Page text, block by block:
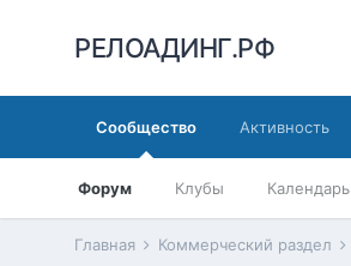
РЕЛОАДИНГ.РФ
Сообщество
Форум Клубы Календарь
Активность
Главная Коммерческий раздел